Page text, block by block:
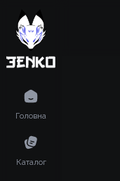
Головна
Каталог